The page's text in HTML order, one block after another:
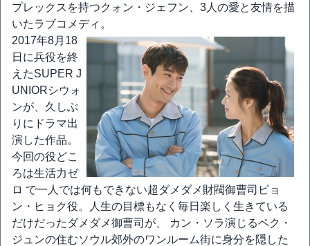
プレックスを持つクォン・ジェフン、3人の愛と友情を描
いたラブコメディ。
2017年8月18
日に兵役を終
えたSUPER J
UNIORシウォ
ンが、久しぶ
りにドラマ出
演した作品。
今回の役どこ
ろは生活力ゼ
ロ で一人では何もできない超ダメダメ財閥御曹司ピョ
ン・ヒョク役。人生の目標もなく毎日楽しく生きている
だけだったダメダメ御曹司が、 カン・ソラ演じるペク・
ジュンの住むソウル郊外のワンルーム街に身分を隠した